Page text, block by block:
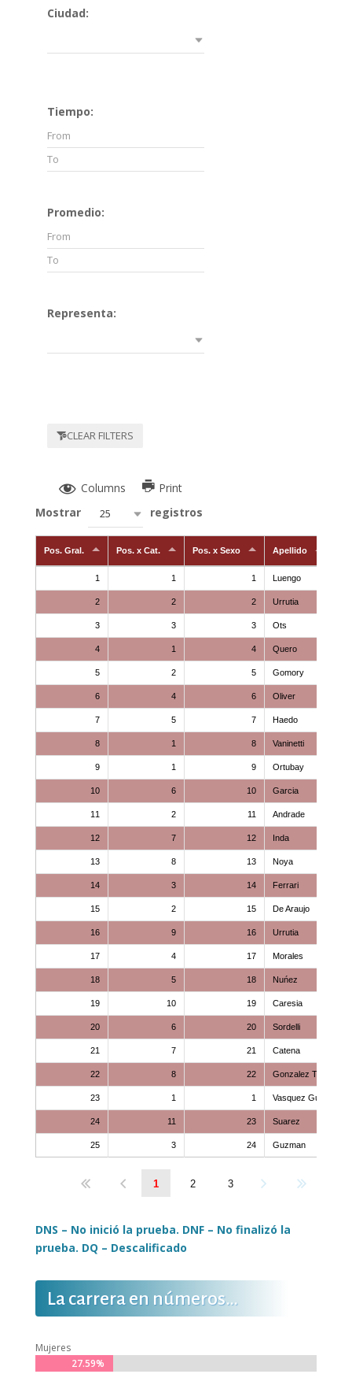
Ciudad:
Tiempo:
Promedio:
Representa:
CLEAR FILTERS
Columns
Print
Mostrar
25 registros
Pos. Gral. Pos. x Cat. Pos. x Sexo Apellido
1 1 1 Luengo
2 2 2 Urrutia
3 3 3 Ots
4 1 4 Quero
5 2 5 Gomory
6 4 6 Oliver
7 5 7 Haedo
8 1 8 Vaninetti
9 1 9 Ortubay
10 6 10 Garcia
11 2 11 Andrade
12 7 12 Inda
13 8 13 Noya
14 3 14 Ferrari
15 2 15 De Araujo
16 9 16 Urrutia
17 4 17 Morales
18 5 18 Nuńez
19 10 19 Caresia
20 6 20 Sordelli
21 7 21 Catena
22 8 22 Gonzalez Tealdi
23 1 1 Vasquez Guerra
24 11 23 Suarez
25 3 24 Guzman
1 2 3
DNS – No inició la prueba. DNF – No finalizó la
prueba. DQ – Descalificado
La carrera en números…
Mujeres
27.59%
27.59%